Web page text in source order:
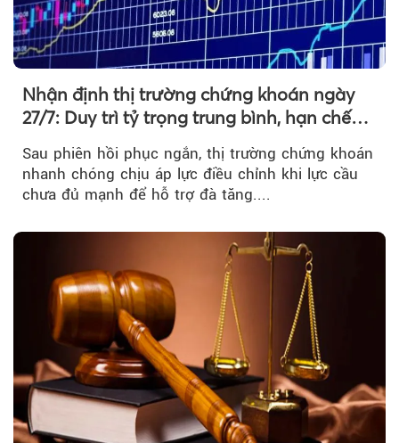
Nhận định thị trường chứng khoán ngày
27/7: Duy trì tỷ trọng trung bình, hạn chế
Sau phiên hồi phục ngắn, thị trường chứng khoán
nhanh chóng chịu áp lực điều chỉnh khi lực cầu
chưa đủ mạnh để hỗ trợ đà tăng....